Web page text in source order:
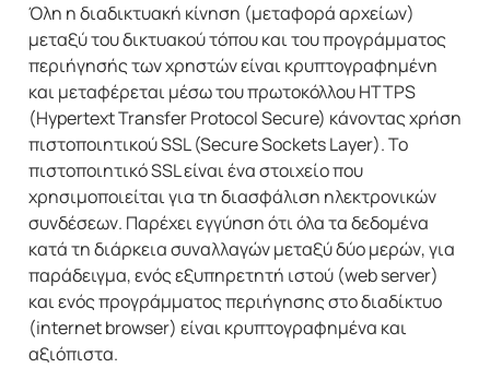
Όλη η διαδικτυακή κίνηση (μεταφορά αρχείων)
μεταξύ του δικτυακού τόπου και του προγράμματος
περιήγησής των χρηστών είναι κρυπτογραφημένη
και μεταφέρεται μέσω του πρωτοκόλλου HTTPS
(Hypertext Transfer Protocol Secure) κάνοντας χρήση
πιστοποιητικού SSL (Secure Sockets Layer). Το
πιστοποιητικό SSL είναι ένα στοιχείο που
χρησιμοποιείται για τη διασφάλιση ηλεκτρονικών
συνδέσεων. Παρέχει εγγύηση ότι όλα τα δεδομένα
κατά τη διάρκεια συναλλαγών μεταξύ δύο μερών, για
παράδειγμα, ενός εξυπηρετητή ιστού (web server)
και ενός προγράμματος περιήγησης στο διαδίκτυο
(internet browser) είναι κρυπτογραφημένα και
αξιόπιστα.